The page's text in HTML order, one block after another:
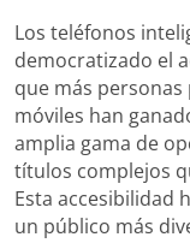
Los teléfonos
democratizado el
que más
móviles han
amplia gama de
títulos complejos
Esta accesibilidad
un público más